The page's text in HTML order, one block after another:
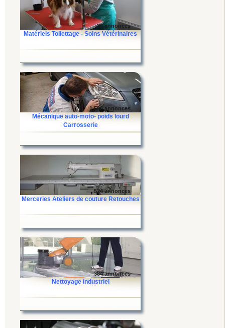
36 annonces
Matériels Toilettage - Soins Vétérinaires
1 506 annonces
Mécanique auto-moto- poids lourd
Carrosserie
524 annonces
Merceries Ateliers de couture Retouches
384 annonces
Nettoyage industriel